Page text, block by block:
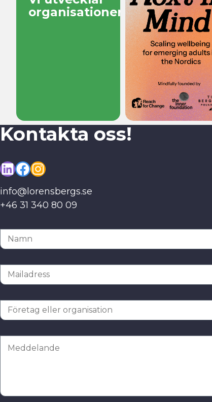
organisationer
Kontakta oss!
LinkedIn
Facebook
Instagram
info@lorensbergs.se
+46 31 340 80 09